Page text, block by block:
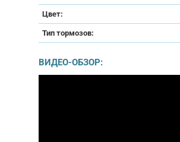
Цвет:
Тип тормозов:
ВИДЕО-ОБЗОР: